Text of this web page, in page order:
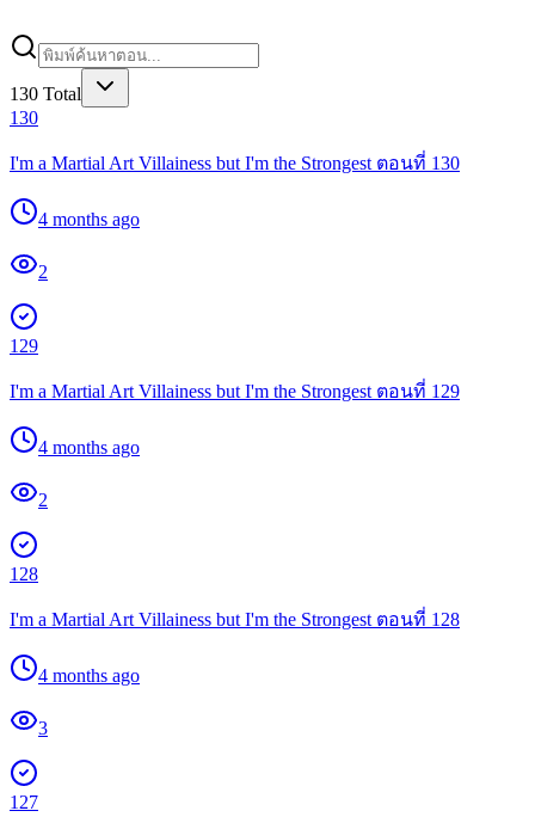
130 Total
130
I'm a Martial Art Villainess but I'm the Strongest ตอนที่ 130
4 months ago
2
129
I'm a Martial Art Villainess but I'm the Strongest ตอนที่ 129
4 months ago
2
128
I'm a Martial Art Villainess but I'm the Strongest ตอนที่ 128
4 months ago
3
127